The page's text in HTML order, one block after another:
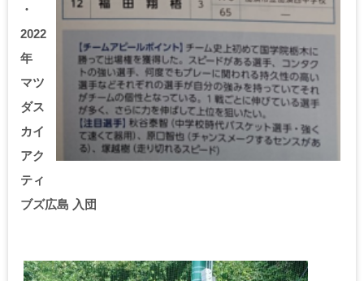
・
2022
年
マツ
ダス
カイ
アク
ティ
ブズ広島 入団